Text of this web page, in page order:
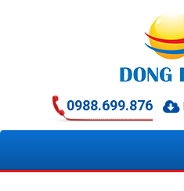
0988.699.876